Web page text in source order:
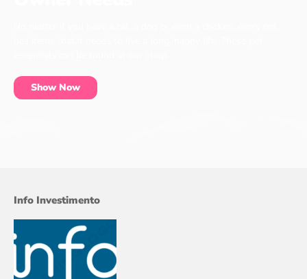
Show Now
Info Investimento